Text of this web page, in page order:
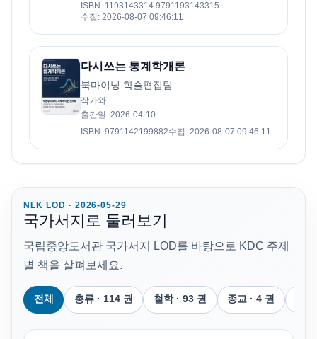
ISBN : 1193143314 9791193143315
수집 : 2026-08-07 09:46:11
다시쓰는 통계학개론
북마이닝 학술편집팀
작가와
출간일 : 2026-04-10
ISBN : 9791142199882수집 : 2026-08-07 09:46:11
NLK LOD · 2026-05-29
국가서지로 둘러보기
국립중앙도서관 국가서지 LOD를 바탕으로 KDC 주제
별 책을 살펴보세요.
전체 총류 · 114 권 철학 · 93 권 종교 · 4 권